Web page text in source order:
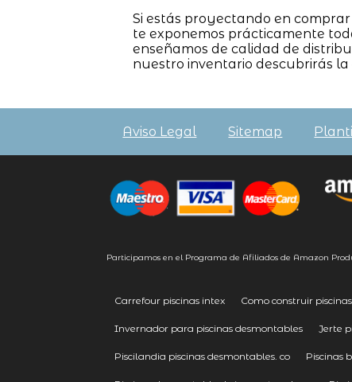
Si estás proyectando en comprar
te exponemos prácticamente
enseñamos de calidad de
nuestro inventario descubrirás la
Aviso Legal Sitemap
Participamos en el Programa de Afiliados de Amazon
Carrefour piscinas intex Como construir
Invernador para piscinas desmontables Jerte
Piscilandia piscinas desmontables. co Piscinas